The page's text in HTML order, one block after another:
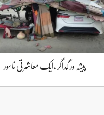
پیشہ ور گداگر ،ایک معاشرتی ناسور